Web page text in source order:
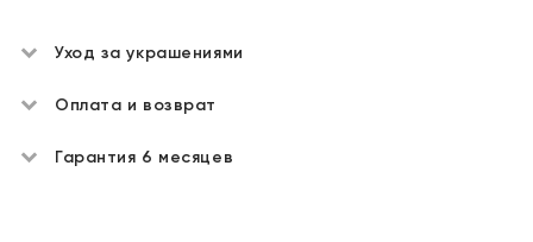
Уход за украшениями
Оплата и возврат
Гарантия 6 месяцев